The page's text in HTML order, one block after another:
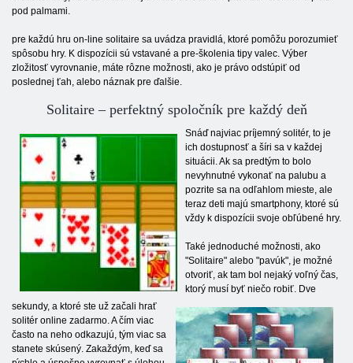
pod palmami.
pre každú hru on-line solitaire sa uvádza pravidlá, ktoré pomôžu porozumieť
spôsobu hry. K dispozícii sú vstavané a pre-školenia tipy valec. Výber
zložitosť vyrovnanie, máte rôzne možnosti, ako je právo odstúpiť od
poslednej ťah, alebo náznak pre ďalšie.
Solitaire – perfektný spoločník pre každý deň
Snáď najviac príjemný solitér, to je
ich dostupnosť a šíri sa v každej
situácii. Ak sa predtým to bolo
nevyhnutné vykonať na palubu a
pozrite sa na odľahlom mieste, ale
teraz deti majú smartphony, ktoré sú
vždy k dispozícii svoje obľúbené hry.
Také jednoduché možnosti, ako
"Solitaire" alebo "pavúk", je možné
otvoriť, ak tam bol nejaký voľný čas,
ktorý musí byť niečo robiť. Dve
sekundy, a ktoré ste už začali hrať
solitér online zadarmo. A čím viac
často na neho odkazujú, tým viac sa
stanete skúsený. Zakaždým, keď sa